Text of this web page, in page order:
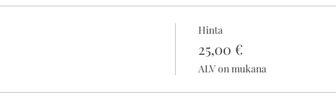
Hinta
25,00 €
ALV on mukana